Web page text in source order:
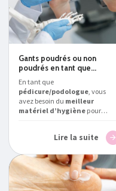
Gants poudrés ou non
poudrés en tant que
podologue/pédicure ?
En tant que
pédicure/podologue, vous
avez besoin du meilleur
matériel d’hygiène pour
, expert en la
matière, vous explique s’il vaut
poudrés ou non poudrés
comme consommablesen
Franceet en Belgique.
Lire la suite